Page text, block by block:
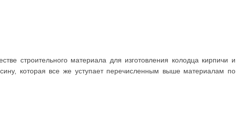
строительного материала для изготовления колодца кирпичи и
которая все же уступает перечисленным выше материалам по